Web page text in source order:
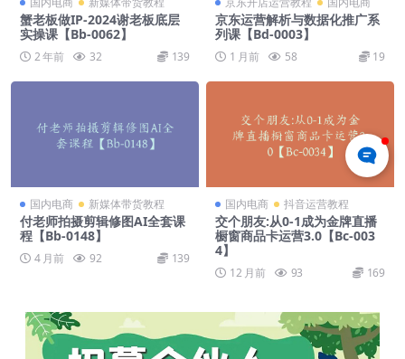
蟹老板做IP-2024谢老板底层
实操课【Bb-0062】
2 年前 32 139
京东运营解析与数据化推广系
列课【Bd-0003】
1 月前 58 19
国内电商 新媒体带货教程
付老师拍摄剪辑修图AI全套课
程【Bb-0148】
4 月前 92 139
国内电商 抖音运营教程
交个朋友:从0-1成为金牌直播
橱窗商品卡运营3.0【Bc-003
4】
12 月前 93 169